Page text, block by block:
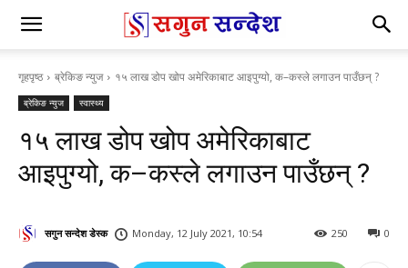
गृहपृष्ठ ब्रेकिङ न्युज १५ लाख डोप खोप अमेरिकाबाट आइपुग्यो, क–कस्ले लगाउन पाउँछन् ?
ब्रेकिङ न्युज स्वास्थ्य
१५ लाख डोप खोप अमेरिकाबाट
आइपुग्यो, क–कस्ले लगाउन पाउँछन् ?
सगुन सन्देश डेस्क Monday, 12 July 2021, 10:54 0
250